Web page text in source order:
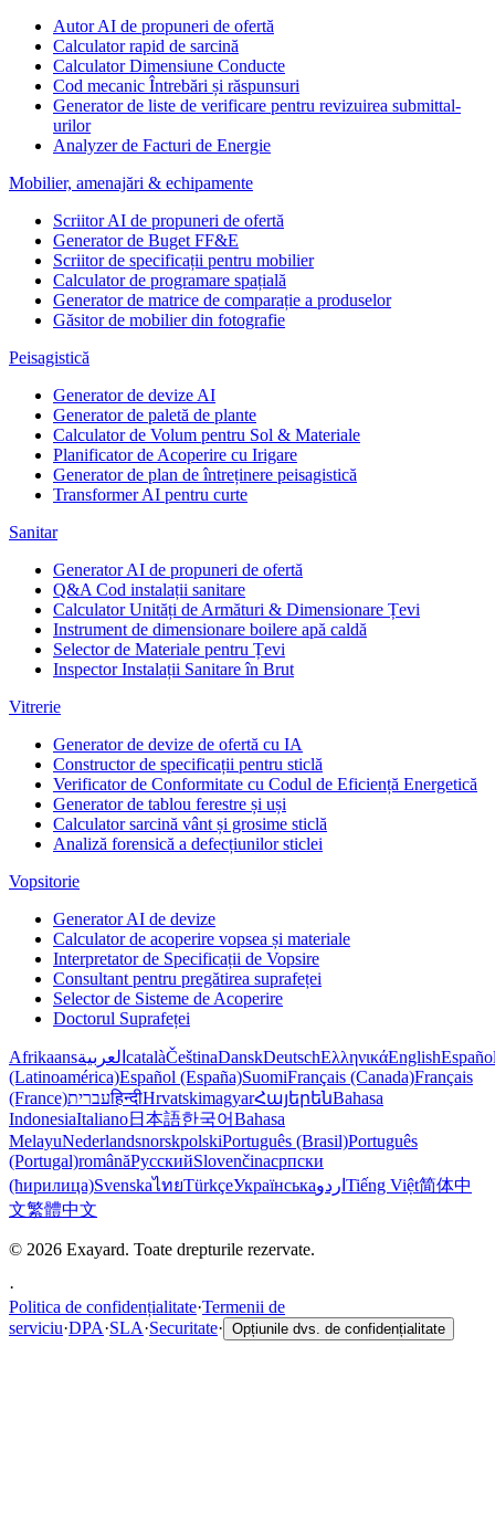
Autor AI de propuneri de ofertă
Calculator rapid de sarcină
Calculator Dimensiune Conducte
Cod mecanic Întrebări și răspunsuri
Generator de liste de verificare pentru revizuirea submittal-
urilor
Analyzer de Facturi de Energie
Mobilier, amenajări & echipamente
Scriitor AI de propuneri de ofertă
Generator de Buget FF&E
Scriitor de specificații pentru mobilier
Calculator de programare spațială
Generator de matrice de comparație a produselor
Găsitor de mobilier din fotografie
Peisagistică
Generator de devize AI
Generator de paletă de plante
Calculator de Volum pentru Sol & Materiale
Planificator de Acoperire cu Irigare
Generator de plan de întreținere peisagistică
Transformer AI pentru curte
Sanitar
Generator AI de propuneri de ofertă
Q&A Cod instalații sanitare
Calculator Unități de Armături & Dimensionare Țevi
Instrument de dimensionare boilere apă caldă
Selector de Materiale pentru Țevi
Inspector Instalații Sanitare în Brut
Vitrerie
Generator de devize de ofertă cu IA
Constructor de specificații pentru sticlă
Verificator de Conformitate cu Codul de Eficiență Energetică
Generator de tablou ferestre și uși
Calculator sarcină vânt și grosime sticlă
Analiză forensică a defecțiunilor sticlei
Vopsitorie
Generator AI de devize
Calculator de acoperire vopsea și materiale
Interpretator de Specificații de Vopsire
Consultant pentru pregătirea suprafeței
Selector de Sisteme de Acoperire
Doctorul Suprafeței
Afrikaansالعربية catalàČeštinaDanskDeutschΕλληνικάEnglish
(Latinoamérica)Español (España)SuomiFrançais (Canada)Français
(France)עבריתहिन्दीHrvatskimagyarՀայերենBahasa
IndonesiaItaliano日本語한국어Bahasa
MelayuNederlandsnorskpolskiPortuguês (Brasil)Português
(Portugal)românăРусскийSlovenčinaсрпски
(ћирилица)SvenskaไทยTürkçeУкраїнськаاردو Tiếng Việt简体中
文繁體中文
© 2026 Exayard. Toate drepturile rezervate.
·
Politica de confidențialitate·Termenii de
serviciu·DPA·SLA·Securitate· Opțiunile dvs. de confidențialitate